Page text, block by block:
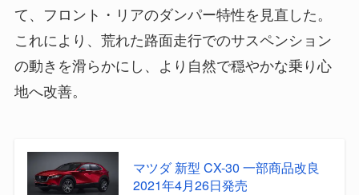
て、フロント・リアのダンパー特性を見直した。
これにより、荒れた路面走行でのサスペンション
の動きを滑らかにし、より自然で穏やかな乗り心
地へ改善。
マツダ 新型 CX-30 一部商品改良
2021年4月26日発売